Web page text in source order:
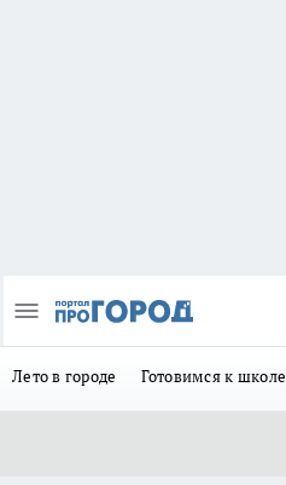
Лето в городе Готовимся к школе